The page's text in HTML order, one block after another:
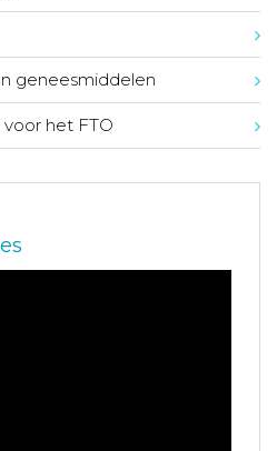
geneesmiddelen
het FTO